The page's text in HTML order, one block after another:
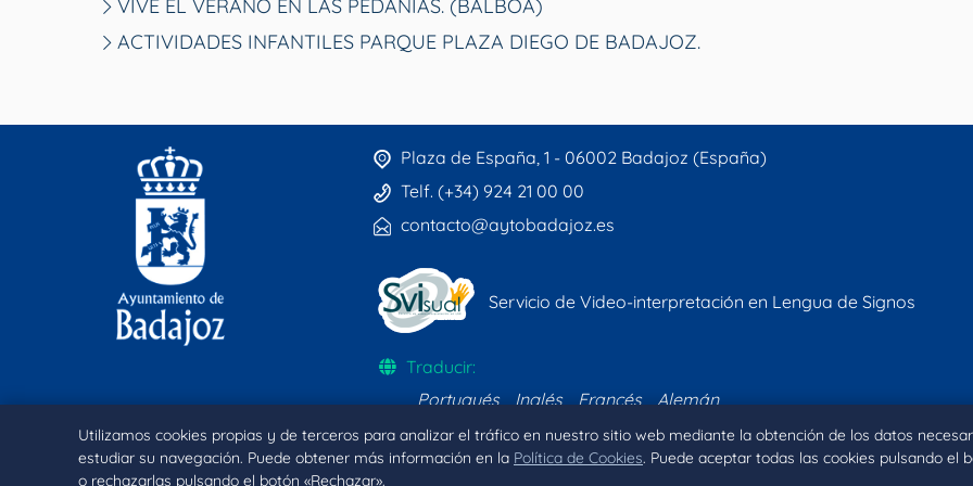
Utilizamos cookies propias y de terceros para analizar el tráfico en nuestro sitio web mediante la obtención de los datos
estudiar su navegación. Puede obtener más información en la Política de Cookies. Puede aceptar todas las cookies pulsando el
o rechazarlas pulsando el botón «Rechazar».
VIVE EL VERANO EN LAS PEDANÍAS. (BALBOA)
ACTIVIDADES INFANTILES PARQUE PLAZA DIEGO DE BADAJOZ.
Plaza de España, 1 - 06002 Badajoz (España)
Telf. (+34) 924 21 00 00
contacto@aytobadajoz.es
Servicio de Video-interpretación en Lengua de Signos
Traducir:
Portugués
Inglés Francés Alemán
Aviso legal Política de